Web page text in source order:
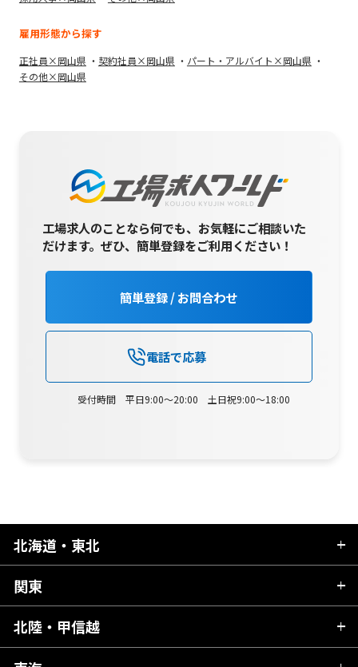
雇用形態から探す
正社員×岡山県 契約社員×岡山県
パート・アルバイト×岡山県
その他×岡山県
工場求人のことなら何でも、お気軽にご相談いた
だけます。ぜひ、簡単登録をご利用ください！
簡単登録 / お問合わせ
電話で応募
受付時間 平日9:00～20:00 土日祝9:00～18:00
北海道・東北
北海道
青森県
秋田県
関東
茨城県
北陸・甲信越